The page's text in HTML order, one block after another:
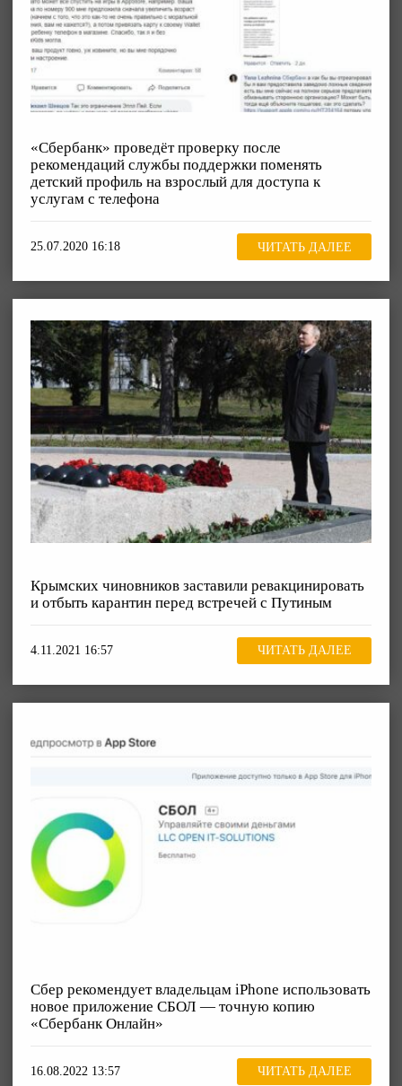
«Сбербанк» проведёт проверку после
рекомендаций службы поддержки поменять
детский профиль на взрослый для доступа к
услугам с телефона
25.07.2020 16:18 ЧИТАТЬ ДАЛЕЕ
Крымских чиновников заставили ревакцинировать
и отбыть карантин перед встречей с Путиным
4.11.2021 16:57 ЧИТАТЬ ДАЛЕЕ
Сбер рекомендует владельцам iPhone использовать
новое приложение СБОЛ — точную копию
«Сбербанк Онлайн»
16.08.2022 13:57 ЧИТАТЬ ДАЛЕЕ